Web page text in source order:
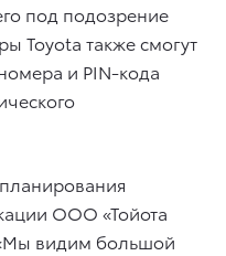
под подозрение
Toyota также смогут
и PIN-кода
ООО «Тойота
видим большой